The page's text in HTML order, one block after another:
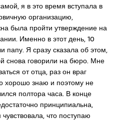
я в это время вступала в
организацию,
была пройти утверждение на
Именно в этот день, 10
папу. Я сразу сказала об этом,
снова говорили на бюро. Мне
от отца, раз он враг
хорошо знаю и поэтому не
полтора часа. В конце
принципиальна,
что поступаю